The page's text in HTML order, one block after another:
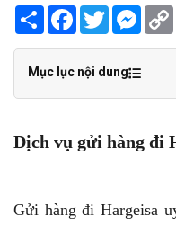
Share Facebook
Twitter
Mục lục nội dung
Dịch vụ gửi hàng đi
Gửi hàng đi Hargeisa